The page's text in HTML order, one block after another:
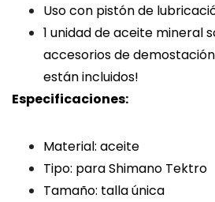
Uso con pistón de
1 unidad de aceite mineral
accesorios de
están incluidos!
Especificaciones:
Material: aceite
Tipo: para Shimano Tektro
Tamaño: talla única